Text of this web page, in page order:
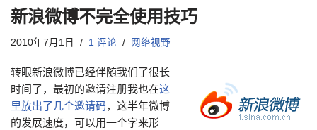
新浪微博不完全使用技巧
2010年7月1日 1 评论 网络视野
转眼新浪微博已经伴随我们了很长
时间了，最初的邀请注册我也在这
里放出了几个邀请码，这半年微博
的发展速度，可以用一个字来形